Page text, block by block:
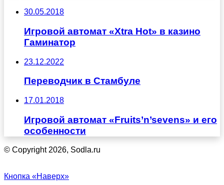
30.05.2018
Игровой автомат «Xtra Hot» в казино
Гаминатор
23.12.2022
Переводчик в Стамбуле
17.01.2018
Игровой автомат «Fruits’n’sevens» и его
особенности
© Copyright 2026, Sodla.ru
Кнопка «Наверх»